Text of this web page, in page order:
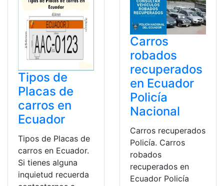
Tipos de
Placas de
carros en
Ecuador
Tipos de Placas de
carros en Ecuador.
Si tienes alguna
inquietud recuerda
Carros
robados
recuperados
en Ecuador
Policía
Nacional
Carros recuperados
Policía. Carros
robados
recuperados en
Ecuador Policía